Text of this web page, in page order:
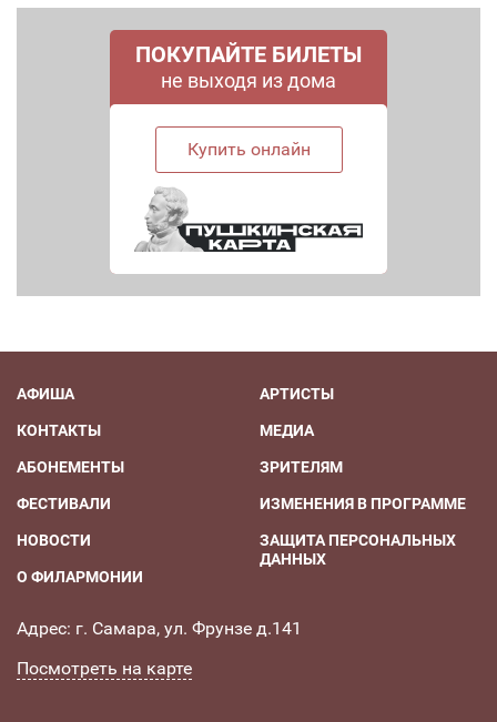
ПОКУПАЙТЕ БИЛЕТЫ
не выходя из дома
Купить онлайн
АФИША
КОНТАКТЫ
АБОНЕМЕНТЫ
ФЕСТИВАЛИ
НОВОСТИ
О ФИЛАРМОНИИ
АРТИСТЫ
МЕДИА
ЗРИТЕЛЯМ
ИЗМЕНЕНИЯ В ПРОГРАММЕ
ЗАЩИТА ПЕРСОНАЛЬНЫХ
ДАННЫХ
Адрес: г. Самара, ул. Фрунзе д.141
Посмотреть на карте